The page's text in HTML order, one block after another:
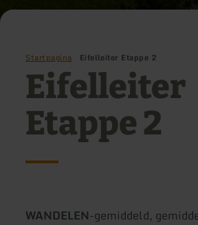
Startpagina Eifelleiter Etappe 2
Eifelleiter
Etappe 2
Soort
WANDELEN-Moeilijkheidsgraad:
gemiddeld,